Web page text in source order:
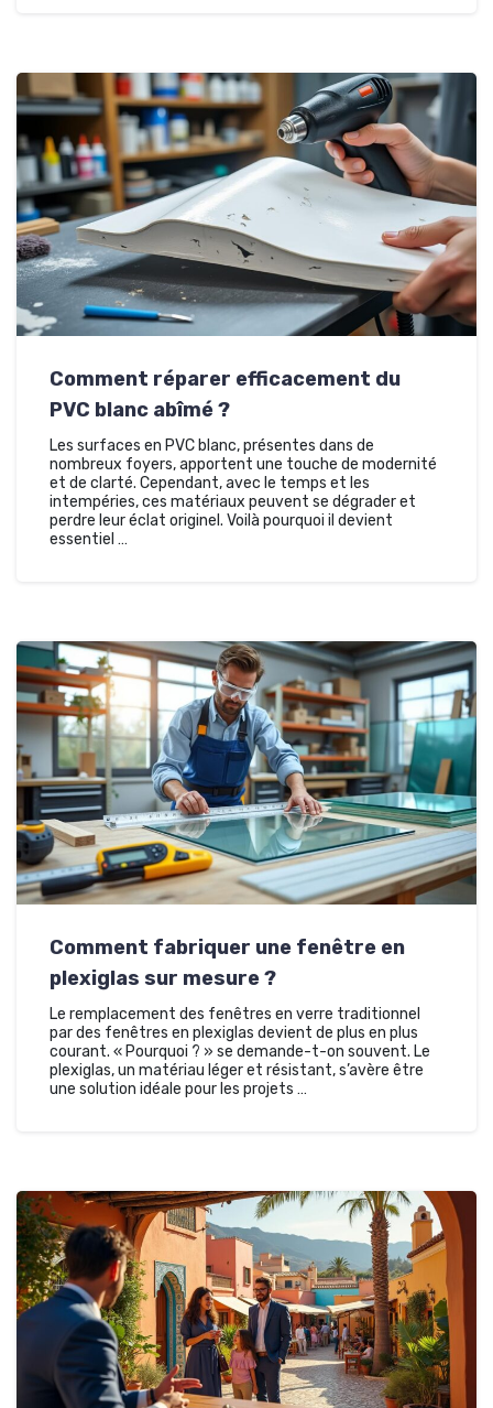
Comment réparer efficacement du
PVC blanc abîmé ?
Les surfaces en PVC blanc, présentes dans de
nombreux foyers, apportent une touche de modernité
et de clarté. Cependant, avec le temps et les
intempéries, ces matériaux peuvent se dégrader et
perdre leur éclat originel. Voilà pourquoi il devient
essentiel …
Comment fabriquer une fenêtre en
plexiglas sur mesure ?
Le remplacement des fenêtres en verre traditionnel
par des fenêtres en plexiglas devient de plus en plus
courant. « Pourquoi ? » se demande-t-on souvent. Le
plexiglas, un matériau léger et résistant, s’avère être
une solution idéale pour les projets …